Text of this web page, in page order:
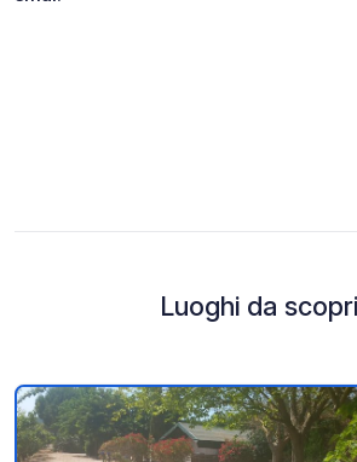
Luoghi da